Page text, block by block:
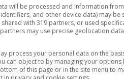
will be processed and information
and other device data) may be
shared with 319 partners, or used
may use precise geolocation
process your personal data on the
can object to by managing your options
of this page or in the site menu to